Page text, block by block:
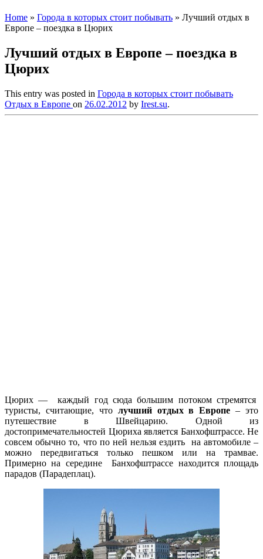
Home » Города в которых стоит побывать » Лучший отдых в
Европе – поездка в Цюрих
Лучший отдых в Европе – поездка в
Цюрих
This entry was posted in Города в которых стоит побывать
Отдых в Европе on 26.02.2012 by Irest.su.
Цюрих — каждый год сюда большим потоком стремятся
туристы, считающие, что лучший отдых в Европе – это
путешествие в Швейцарию. Одной из
достопримечательностей Цюриха является Банхофштрассе. Не
совсем обычно то, что по ней нельзя ездить на автомобиле –
можно передвигаться только пешком или на трамвае.
Примерно на середине Банхофштрассе находится площадь
парадов (Парадеплац).